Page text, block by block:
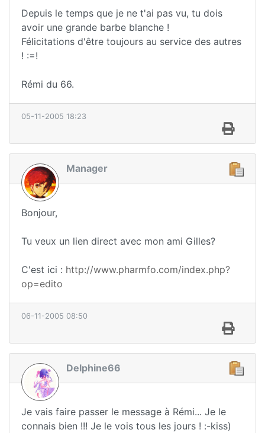
Depuis le temps que je ne t'ai pas vu, tu dois
avoir une grande barbe blanche !
Félicitations d'être toujours au service des autres
! :=!
Rémi du 66.
05-11-2005 18:23
Manager
Bonjour,
Tu veux un lien direct avec mon ami Gilles?
C'est ici : http://www.pharmfo.com/index.php?
op=edito
06-11-2005 08:50
Delphine66
Je vais faire passer le message à Rémi... Je le
connais bien !!! Je le vois tous les jours ! :-kiss)